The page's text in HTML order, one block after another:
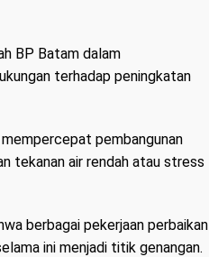
BP Batam dalam
terhadap peningkatan
pembangunan
tekanan air rendah atau stress
berbagai pekerjaan perbaikan
ini menjadi titik genangan.